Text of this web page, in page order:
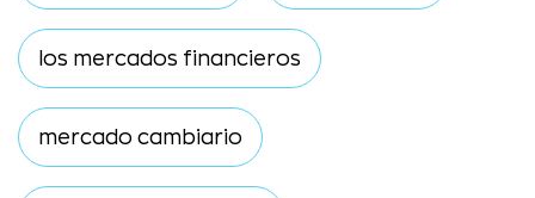
los mercados financieros
mercado cambiario